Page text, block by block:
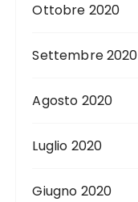
Ottobre 2020
Settembre 2020
Agosto 2020
Luglio 2020
Giugno 2020